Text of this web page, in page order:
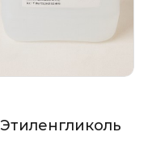
Этиленгликоль